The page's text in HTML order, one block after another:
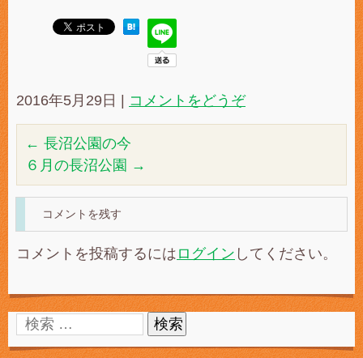
2016年5月29日 コメントをどうぞ
← 長沼公園の今
６月の長沼公園 →
コメントを残す
コメントを投稿するには ログイン してください。